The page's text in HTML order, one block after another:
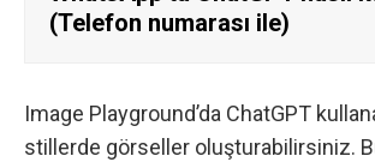
(Telefon numarası ile)
Image Playground’da ChatGPT
stillerde görseller oluşturabilirsiniz.